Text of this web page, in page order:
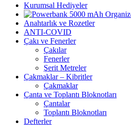
Kurumsal Hediyeler
Anahtarlık ve Rozetler
ANTI-COVID
Çakı ve Fenerler
Çakılar
Fenerler
Şerit Metreler
Çakmaklar – Kibritler
Çakmaklar
Çanta ve Toplantı Bloknotları
Çantalar
Toplantı Bloknotları
Defterler